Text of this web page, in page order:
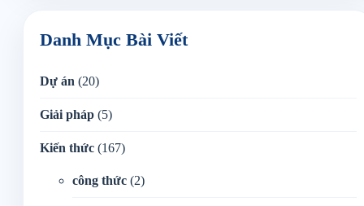
Danh Mục Bài Viết
Dự án (20)
Giải pháp (5)
Kiến thức (167)
công thức (2)